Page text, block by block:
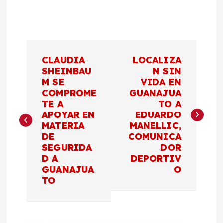
e
CLAUDIA
SHEINBAU
M SE
COMPROME
TE A
APOYAR EN
MATERIA
DE
SEGURIDA
D A
GUANAJUA
TO
LOCALIZA
N SIN
VIDA EN
GUANAJUA
TO A
EDUARDO
MANELLIC,
COMUNICA
DOR
DEPORTIV
O